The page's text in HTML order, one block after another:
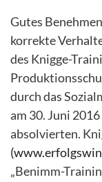
Gutes
korrekte
des Knigge-
durch das
am 30. Juni
absolvierten.
„Benimm-